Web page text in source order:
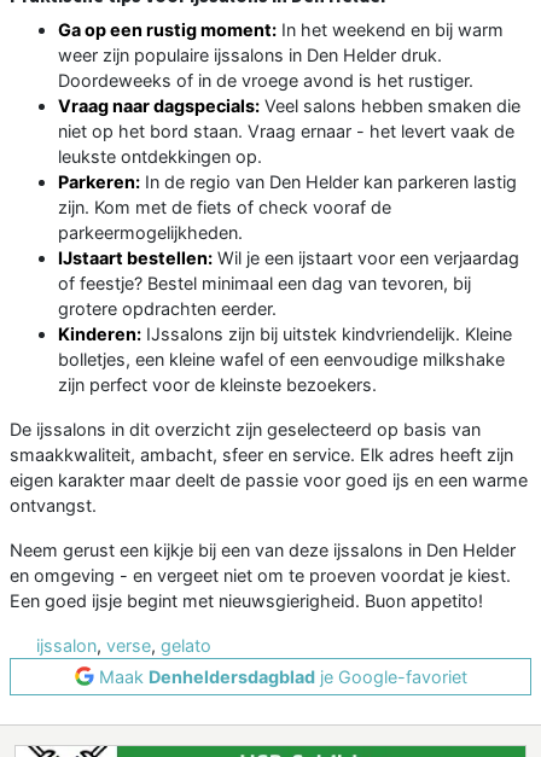
Ga op een rustig moment: In het weekend en bij warm
weer zijn populaire ijssalons in Den Helder druk.
Doordeweeks of in de vroege avond is het rustiger.
Vraag naar dagspecials: Veel salons hebben smaken die
niet op het bord staan. Vraag ernaar - het levert vaak de
leukste ontdekkingen op.
Parkeren: In de regio van Den Helder kan parkeren lastig
zijn. Kom met de fiets of check vooraf de
parkeermogelijkheden.
IJstaart bestellen: Wil je een ijstaart voor een verjaardag
of feestje? Bestel minimaal een dag van tevoren, bij
grotere opdrachten eerder.
Kinderen: IJssalons zijn bij uitstek kindvriendelijk. Kleine
bolletjes, een kleine wafel of een eenvoudige milkshake
zijn perfect voor de kleinste bezoekers.
De ijssalons in dit overzicht zijn geselecteerd op basis van
smaakkwaliteit, ambacht, sfeer en service. Elk adres heeft zijn
eigen karakter maar deelt de passie voor goed ijs en een warme
ontvangst.
Neem gerust een kijkje bij een van deze ijssalons in Den Helder
en omgeving - en vergeet niet om te proeven voordat je kiest.
Een goed ijsje begint met nieuwsgierigheid. Buon appetito!
ijssalon, verse, gelato
Maak Denheldersdagbladje Google-favoriet